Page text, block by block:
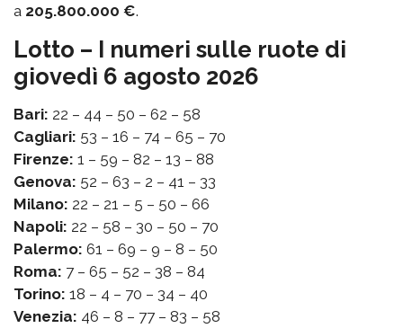
a 205.800.000 €.
Lotto – I numeri sulle ruote di
giovedì 6 agosto 2026
Bari: 22 – 44 – 50 – 62 – 58
Cagliari: 53 – 16 – 74 – 65 – 70
Firenze: 1 – 59 – 82 – 13 – 88
Genova: 52 – 63 – 2 – 41 – 33
Milano: 22 – 21 – 5 – 50 – 66
Napoli: 22 – 58 – 30 – 50 – 70
Palermo: 61 – 69 – 9 – 8 – 50
Roma: 7 – 65 – 52 – 38 – 84
Torino: 18 – 4 – 70 – 34 – 40
Venezia: 46 – 8 – 77 – 83 – 58